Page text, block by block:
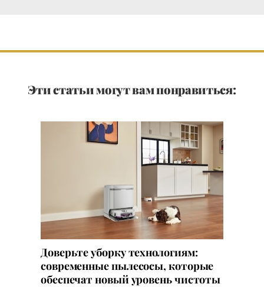
Эти статьи могут вам понравиться:
Доверьте уборку технологиям:
современные пылесосы, которые
обеспечат новый уровень чистоты